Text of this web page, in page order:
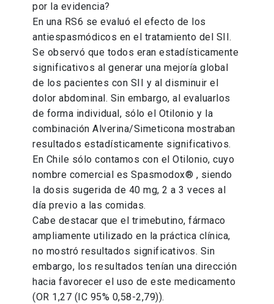
por la evidencia?
En una RS6 se evaluó el efecto de los
antiespasmódicos en el tratamiento del SII.
Se observó que todos eran estadísticamente
significativos al generar una mejoría global
de los pacientes con SII y al disminuir el
dolor abdominal. Sin embargo, al evaluarlos
de forma individual, sólo el Otilonio y la
combinación Alverina/Simeticona mostraban
resultados estadísticamente significativos.
En Chile sólo contamos con el Otilonio, cuyo
nombre comercial es Spasmodox® , siendo
la dosis sugerida de 40 mg, 2 a 3 veces al
día previo a las comidas.
Cabe destacar que el trimebutino, fármaco
ampliamente utilizado en la práctica clínica,
no mostró resultados significativos. Sin
embargo, los resultados tenían una dirección
hacia favorecer el uso de este medicamento
(OR 1,27 (IC 95% 0,58-2,79)).